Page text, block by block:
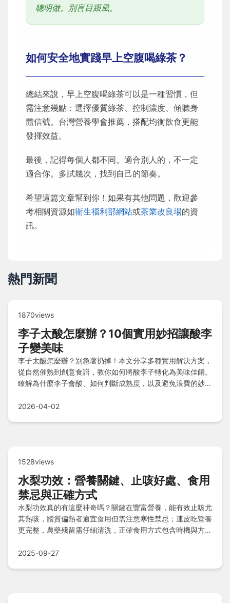
聰明做。別盲目跟風。
如何安全地實踐早上空腹喝綠茶？
總結來說，早上空腹喝綠茶可以是一種習慣，但
需注意幾點：選擇優質綠茶、控制濃度、傾聽身
體信號。台灣營養學會推薦，搭配均衡飲食更能
發揮效益。
最後，記得每個人都不同。適合別人的，不一定
適合你。多試幾次，找到自己的節奏。
希望這篇文章幫到你！如果有其他問題，歡迎參
考相關資源如衛生福利部網站或茶業改良場的資
訊。
熱門新聞
1870views
李子太酸怎麼辦？10個實用妙招讓酸李
子變美味
李子太酸怎麼辦？別急著扔掉！本文分享多種實用解決方案，
從自然催熟到創意食譜，教你如何將酸李子轉化為美味佳餚。
瞭解為什麼李子會酸、如何判斷成熟度，以及避免浪費的妙
2026-04-02
1528views
水梨功效：營養關鍵、止咳好處、食用
禁忌與正確方式
水梨功效真的有這麼神奇嗎？關鍵在豐富營養，能有效止咳尤
其熱咳，體質偏熱者適宜食用但需注意寒性禁忌；連皮吃營養
更完整，農藥殘留需仔細清洗，正確食用方式包含時機與方
2025-09-27